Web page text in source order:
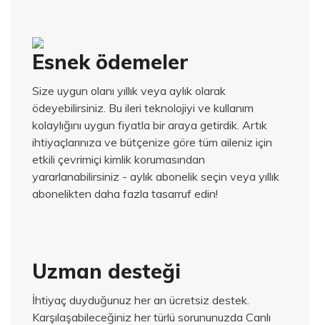
Esnek ödemeler
Size uygun olanı yıllık veya aylık olarak
ödeyebilirsiniz. Bu ileri teknolojiyi ve kullanım
kolaylığını uygun fiyatla bir araya getirdik. Artık
ihtiyaçlarınıza ve bütçenize göre tüm aileniz için
etkili çevrimiçi kimlik korumasından
yararlanabilirsiniz - aylık abonelik seçin veya yıllık
abonelikten daha fazla tasarruf edin!
Uzman desteği
İhtiyaç duyduğunuz her an ücretsiz destek.
Karşılaşabileceğiniz her türlü sorununuzda Canlı